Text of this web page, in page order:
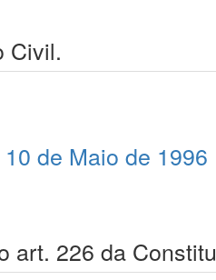
Civil.
de Maio de 1996
art. 226 da